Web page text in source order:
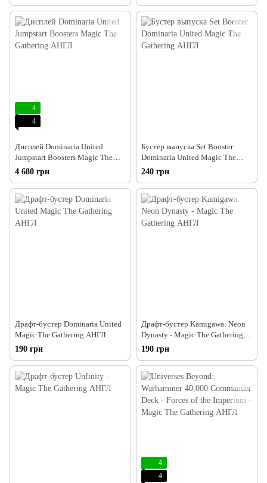
4
4
Дисплей Dominaria United
Jumpstart Boosters Magic The
Gathering АНГЛ
4 680 грн
Бустер выпуска Set Booster
Dominaria United Magic The
Gathering АНГЛ
240 грн
Драфт-бустер Dominaria United
Magic The Gathering АНГЛ
190 грн
Драфт-бустер Kamigawa: Neon
Dynasty - Magic The Gathering
АНГЛ
190 грн
4
4